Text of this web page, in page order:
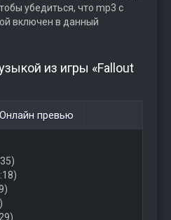
убедиться, что mp3 с
включен в данный
из игры «Fallout
Онлайн превью